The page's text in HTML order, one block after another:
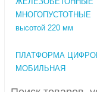
МНОГОПУСТОТНЫЕ
высотой 220 мм
ПЛАТФОРМА
МОБИЛЬНАЯ